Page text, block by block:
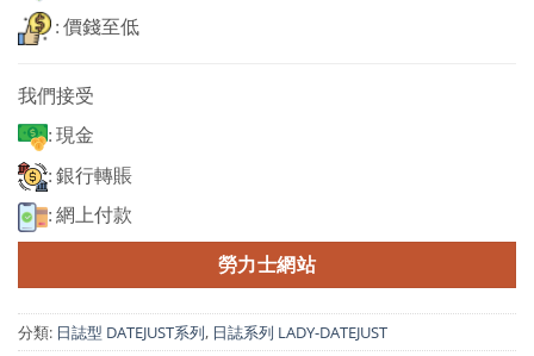
: 價錢至低
我們接受
: 現金
: 銀行轉賬
: 網上付款
勞力士網站
分類: 日誌型 DATEJUST系列, 日誌系列 LADY-DATEJUST